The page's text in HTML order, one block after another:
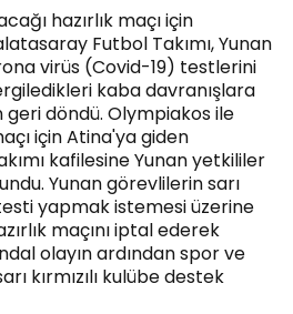
hazırlık maçı için
Futbol Takımı, Yunan
virüs (Covid-19) testlerini
kaba davranışlara
döndü. Olympiakos ile
için Atina'ya giden
kafilesine Yunan yetkililer
Yunan görevlilerin sarı
testi yapmak istemesi üzerine
maçını iptal ederek
olayın ardından spor ve
kırmızılı kulübe destek